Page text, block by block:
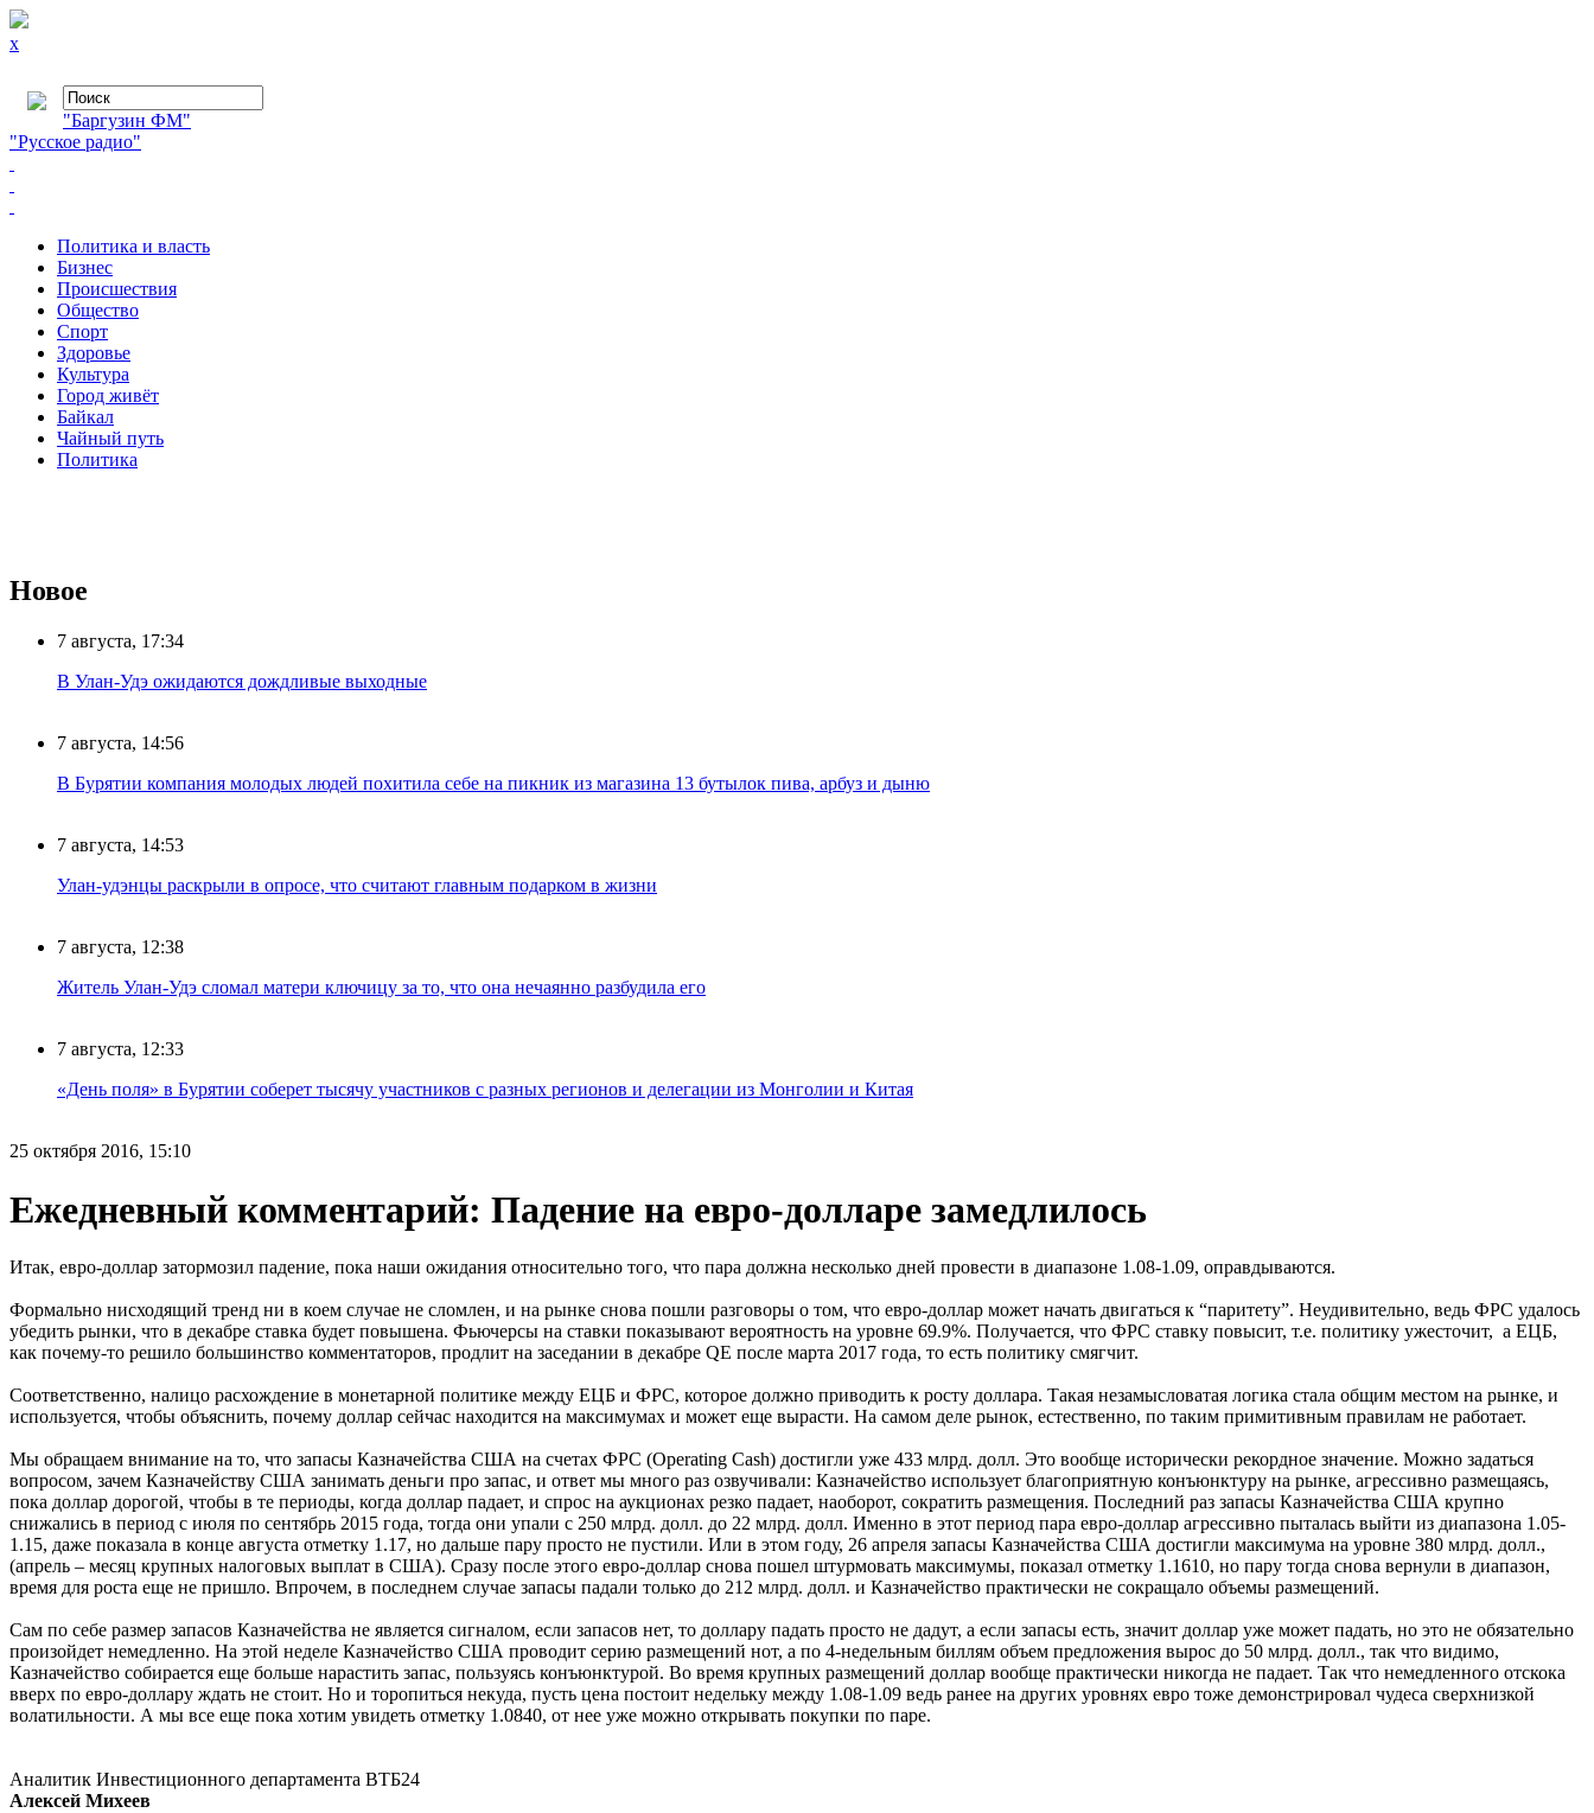
x
"Баргузин ФМ"
"Русское радио"
Политика и власть
Бизнес
Происшествия
Общество
Cпорт
Здоровье
Культура
Город живёт
Байкал
Чайный путь
Политика
Новое
7 августа, 17:34
В Улан-Удэ ожидаются дождливые выходные
7 августа, 14:56
В Бурятии компания молодых людей похитила себе на пикник из магазина 13 бутылок пива, арбуз и дыню
7 августа, 14:53
Улан-удэнцы раскрыли в опросе, что считают главным подарком в жизни
7 августа, 12:38
Житель Улан-Удэ сломал матери ключицу за то, что она нечаянно разбудила его
7 августа, 12:33
«День поля» в Бурятии соберет тысячу участников с разных регионов и делегации из Монголии и Китая
25 октября 2016, 15:10
Ежедневный комментарий: Падение на евро-долларе замедлилось
Итак, евро-доллар затормозил падение, пока наши ожидания относительно того, что пара должна несколько дней провести в диапазоне 1.08-1.09, оправдываются.
Формально нисходящий тренд ни в коем случае не сломлен, и на рынке снова пошли разговоры о том, что евро-доллар может начать двигаться к “паритету”. Неудивительно, ведь ФРС удалось
убедить рынки, что в декабре ставка будет повышена. Фьючерсы на ставки показывают вероятность на уровне 69.9%. Получается, что ФРС ставку повысит, т.е. политику ужесточит, а ЕЦБ,
как почему-то решило большинство комментаторов, продлит на заседании в декабре QE после марта 2017 года, то есть политику смягчит.
Соответственно, налицо расхождение в монетарной политике между ЕЦБ и ФРС, которое должно приводить к росту доллара. Такая незамысловатая логика стала общим местом на рынке, и
используется, чтобы объяснить, почему доллар сейчас находится на максимумах и может еще вырасти. На самом деле рынок, естественно, по таким примитивным правилам не работает.
Мы обращаем внимание на то, что запасы Казначейства США на счетах ФРС (Operating Cash) достигли уже 433 млрд. долл. Это вообще исторически рекордное значение. Можно задаться
вопросом, зачем Казначейству США занимать деньги про запас, и ответ мы много раз озвучивали: Казначейство использует благоприятную конъюнктуру на рынке, агрессивно размещаясь,
пока доллар дорогой, чтобы в те периоды, когда доллар падает, и спрос на аукционах резко падает, наоборот, сократить размещения. Последний раз запасы Казначейства США крупно
снижались в период с июля по сентябрь 2015 года, тогда они упали с 250 млрд. долл. до 22 млрд. долл. Именно в этот период пара евро-доллар агрессивно пыталась выйти из диапазона 1.05-
1.15, даже показала в конце августа отметку 1.17, но дальше пару просто не пустили. Или в этом году, 26 апреля запасы Казначейства США достигли максимума на уровне 380 млрд. долл.,
(апрель – месяц крупных налоговых выплат в США). Сразу после этого евро-доллар снова пошел штурмовать максимумы, показал отметку 1.1610, но пару тогда снова вернули в диапазон,
время для роста еще не пришло. Впрочем, в последнем случае запасы падали только до 212 млрд. долл. и Казначейство практически не сокращало объемы размещений.
Сам по себе размер запасов Казначейства не является сигналом, если запасов нет, то доллару падать просто не дадут, а если запасы есть, значит доллар уже может падать, но это не обязательно
произойдет немедленно. На этой неделе Казначейство США проводит серию размещений нот, а по 4-недельным биллям объем предложения вырос до 50 млрд. долл., так что видимо,
Казначейство собирается еще больше нарастить запас, пользуясь конъюнктурой. Во время крупных размещений доллар вообще практически никогда не падает. Так что немедленного отскока
вверх по евро-доллару ждать не стоит. Но и торопиться некуда, пусть цена постоит недельку между 1.08-1.09 ведь ранее на других уровнях евро тоже демонстрировал чудеса сверхнизкой
волатильности. А мы все еще пока хотим увидеть отметку 1.0840, от нее уже можно открывать покупки по паре.
Аналитик Инвестиционного департамента ВТБ24
Алексей Михеев